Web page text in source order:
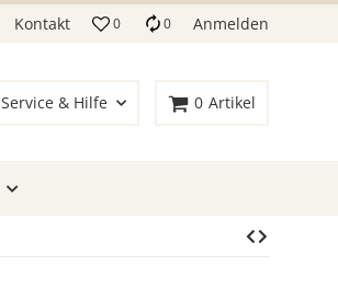
Kontakt 0 0 Anmelden
Service & Hilfe 0 Artikel